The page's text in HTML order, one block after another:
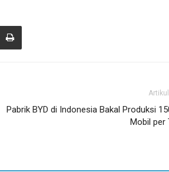
Pabrik BYD di Indonesia Bakal Produksi
Mobil per